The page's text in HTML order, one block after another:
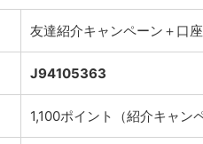
友達紹介キャンペーン＋口
J94105363
1,100ポイント（紹介キャン